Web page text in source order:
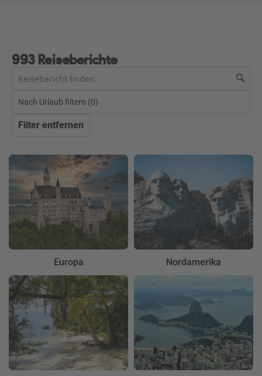
993 Reiseberichte
Nach Urlaub filtern (0)
Filter entfernen
Europa Nordamerika